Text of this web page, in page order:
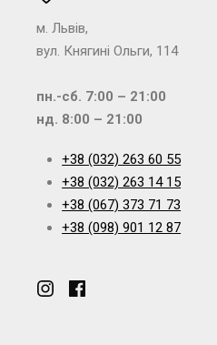
м. Львів,
вул. Княгині Ольги, 114
пн.-сб. 7:00 – 21:00
нд. 8:00 – 21:00
+38 (032) 263 60 55
+38 (032) 263 14 15
+38 (067) 373 71 73
+38 (098) 901 12 87